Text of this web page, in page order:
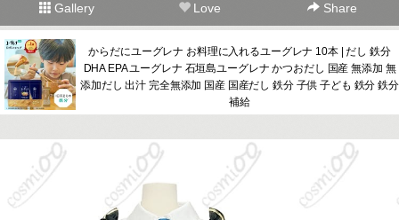
Gallery Love Share
からだにユーグレナ お料理に入れるユーグレナ 10本 | だし 鉄分
DHA EPA ユーグレナ 石垣島ユーグレナ かつおだし 国産 無添加 無
添加だし 出汁 完全無添加 国産 国産だし 鉄分 子供 子ども 鉄分 鉄分
補給